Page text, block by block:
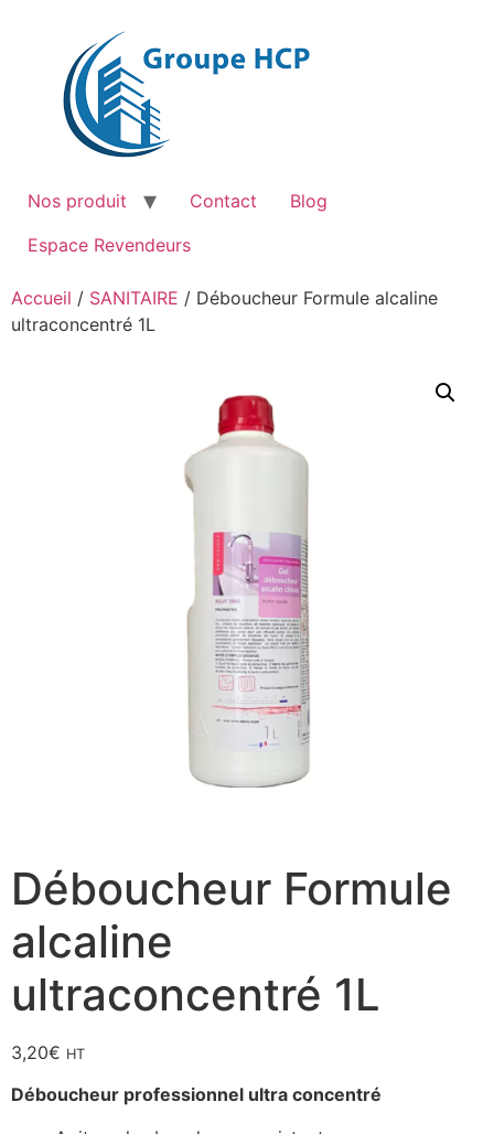
Nos produit Contact
Blog
Espace Revendeurs
Accueil / SANITAIRE / Déboucheur Formule alcaline
ultraconcentré 1L
Déboucheur Formule
alcaline
ultraconcentré 1L
3,20€ HT
Déboucheur professionnel ultra concentré